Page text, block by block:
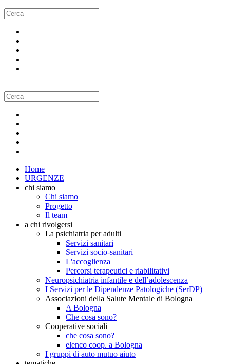
Home
URGENZE
chi siamo
Chi siamo
Progetto
Il team
a chi rivolgersi
La psichiatria per adulti
Servizi sanitari
Servizi socio-sanitari
L'accoglienza
Percorsi terapeutici e riabilitativi
Neuropsichiatria infantile e dell’adolescenza
I Servizi per le Dipendenze Patologiche (SerDP)
Associazioni della Salute Mentale di Bologna
A Bologna
Che cosa sono?
Cooperative sociali
che cosa sono?
elenco coop. a Bologna
I gruppi di auto mutuo aiuto